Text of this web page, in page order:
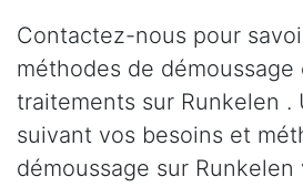
Contactez-nous pour
méthodes de
traitements sur Runkelen .
suivant vos besoins et
démoussage sur Runkelen